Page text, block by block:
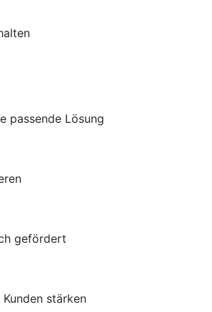
passende Lösung
gefördert
stärken